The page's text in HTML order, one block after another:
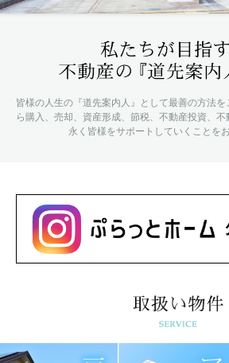
皆様の人生の『道先案内人』として最善の方法を
ら購入、売却、資産形成、節税、不動産投資、
永く皆様をサポートしていくことを